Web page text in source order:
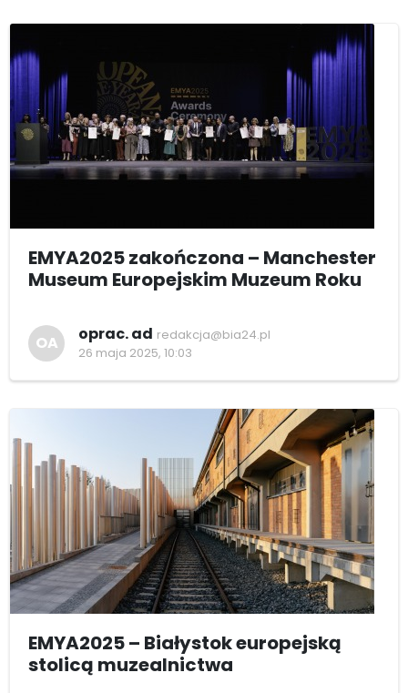
EMYA2025 zakończona – Manchester
Museum Europejskim Muzeum Roku
OA oprac. ad redakcja@bia24.pl
26 maja 2025, 10:03
EMYA2025 – Białystok europejską
stolicą muzealnictwa